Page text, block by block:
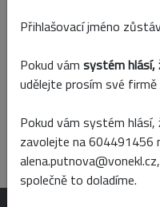
Barva
červená
Přihlašovací jméno
Pokud vám systém hlásí,
udělejte prosím své
Pokud vám systém hlásí,
zavolejte na 604491456
alena.putnova@vonekl.cz,
společně to doladíme.